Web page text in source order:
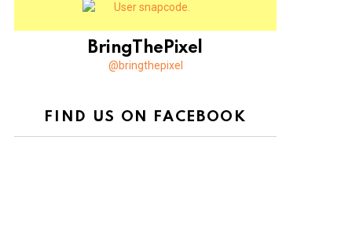
BringThePixel
@bringthepixel
FIND US ON FACEBOOK